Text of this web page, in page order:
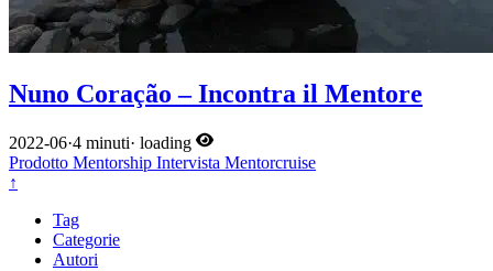
Nuno Coração – Incontra il Mentore
2022-06·4 minuti· loading
Prodotto Mentorship Intervista Mentorcruise
↑
Tag
Categorie
Autori